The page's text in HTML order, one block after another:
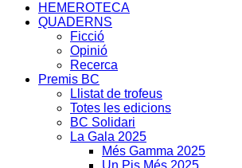
HEMEROTECA
QUADERNS
Ficció
Opinió
Recerca
Premis BC
Llistat de trofeus
Totes les edicions
BC Solidari
La Gala 2025
Més Gamma 2025